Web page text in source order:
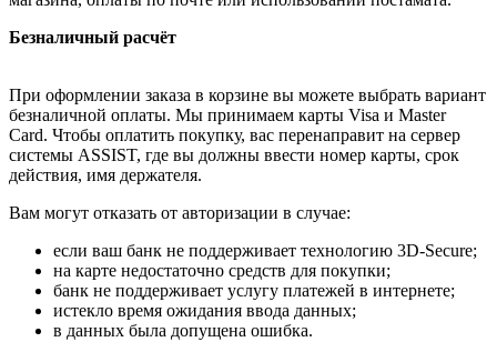
Безналичный расчёт
При оформлении заказа в корзине вы можете выбрать вариант
безналичной оплаты. Мы принимаем карты Visa и Master
Card. Чтобы оплатить покупку, вас перенаправит на сервер
системы ASSIST, где вы должны ввести номер карты, срок
действия, имя держателя.
Вам могут отказать от авторизации в случае:
если ваш банк не поддерживает технологию 3D-Secure;
на карте недостаточно средств для покупки;
банк не поддерживает услугу платежей в интернете;
истекло время ожидания ввода данных;
в данных была допущена ошибка.